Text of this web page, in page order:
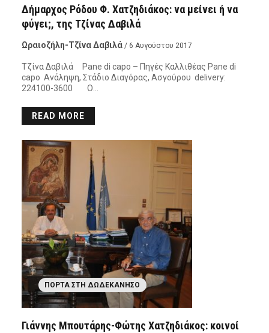
Δήμαρχος Ρόδου Φ. Χατζηδιάκος: να μείνει ή να
φύγει;, της Τζίνας Δαβιλά
Ωραιοζήλη-Τζίνα Δαβιλά / 6 Αυγούστου 2017
Τζίνα Δαβιλά Pane di capo – Πηγές Καλλιθέας Pane di
capo Ανάληψη, Στάδιο Διαγόρας, Ασγούρου delivery:
224100-3600 Ο…
READ MORE
ΠΌΡΤΑ ΣΤΗ ΔΩΔΕΚΆΝΗΣΟ
Γιάννης Μπουτάρης-Φώτης Χατζηδιάκος: κοινοί